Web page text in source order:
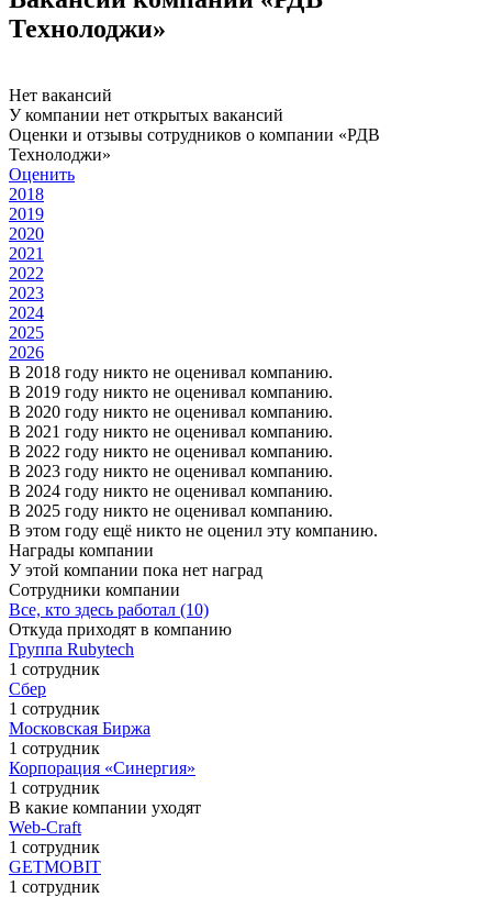
Технолоджи»
Нет вакансий
У компании нет открытых вакансий
Оценки и отзывы сотрудников о компании «РДВ
Технолоджи»
Оценить
2018
2019
2020
2021
2022
2023
2024
2025
2026
В 2018 году никто не оценивал компанию.
В 2019 году никто не оценивал компанию.
В 2020 году никто не оценивал компанию.
В 2021 году никто не оценивал компанию.
В 2022 году никто не оценивал компанию.
В 2023 году никто не оценивал компанию.
В 2024 году никто не оценивал компанию.
В 2025 году никто не оценивал компанию.
В этом году ещё никто не оценил эту компанию.
Награды компании
У этой компании пока нет наград
Сотрудники компании
Все, кто здесь работал (10)
Откуда приходят в компанию
Группа Rubytech
1 сотрудник
Сбер
1 сотрудник
Московская Биржа
1 сотрудник
Корпорация «Синергия»
1 сотрудник
В какие компании уходят
Web-Craft
1 сотрудник
GETMOBIT
1 сотрудник